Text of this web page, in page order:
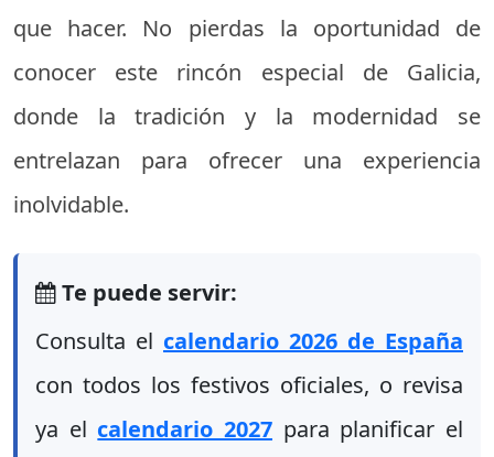
que hacer. No pierdas la oportunidad de
conocer este rincón especial de Galicia,
donde la tradición y la modernidad se
entrelazan para ofrecer una experiencia
inolvidable.
Te puede servir:
Consulta el calendario 2026 de España
con todos los festivos oficiales, o revisa
ya el calendario 2027 para planificar el